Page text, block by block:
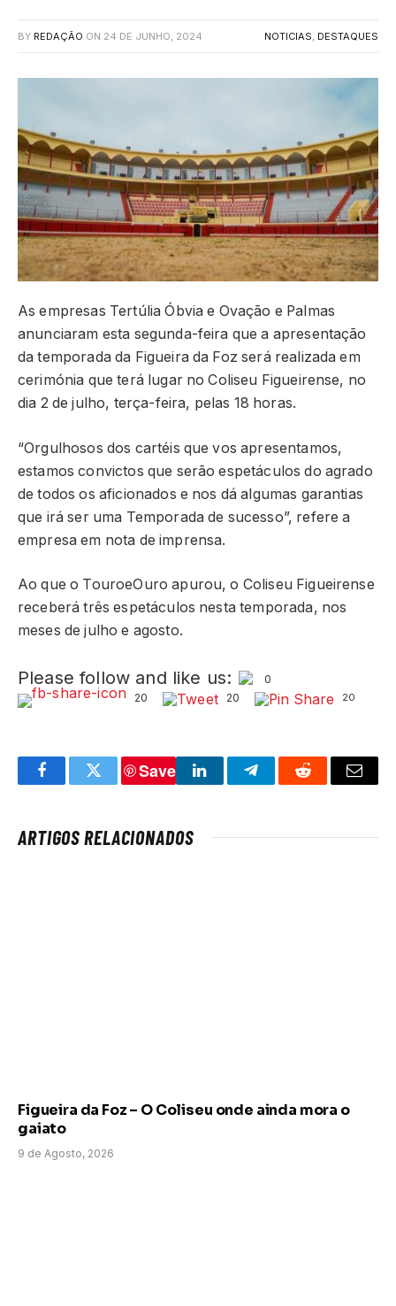
BY REDAÇÃO ON 24 DE JUNHO, 2024 NOTICIAS, DESTAQUES
As empresas Tertúlia Óbvia e Ovação e Palmas
anunciaram esta segunda-feira que a apresentação
da temporada da Figueira da Foz será realizada em
cerimónia que terá lugar no Coliseu Figueirense, no
dia 2 de julho, terça-feira, pelas 18 horas.
“Orgulhosos dos cartéis que vos apresentamos,
estamos convictos que serão espetáculos do agrado
de todos os aficionados e nos dá algumas garantias
que irá ser uma Temporada de sucesso”, refere a
empresa em nota de imprensa.
Ao que o TouroeOuro apurou, o Coliseu Figueirense
receberá três espetáculos nesta temporada, nos
meses de julho e agosto.
Please follow and like us:
0
20
20 20
FacebookTwitter
Save
LinkedInTelegramReddit Email
ARTIGOS RELACIONADOS
Figueira da Foz – O Coliseu onde ainda mora o
gaiato
9 de Agosto, 2026